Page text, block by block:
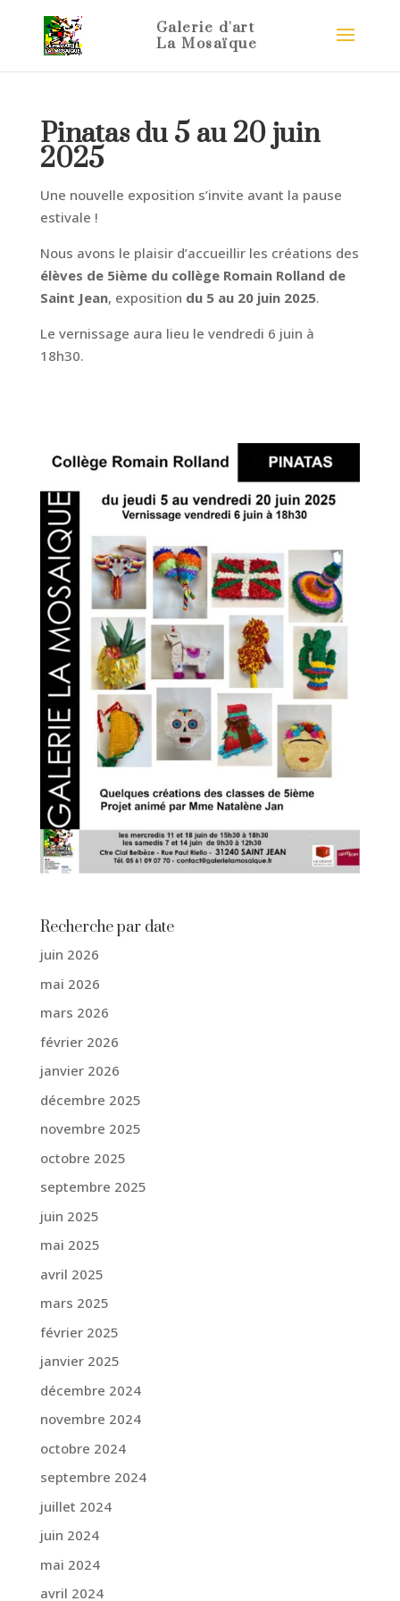
Pinatas du 5 au 20 juin
2025
Une nouvelle exposition s’invite avant la pause
estivale !
Nous avons le plaisir d’accueillir les créations des
élèves de 5ième du collège Romain Rolland de
Saint Jean, exposition du 5 au 20 juin 2025.
Le vernissage aura lieu le vendredi 6 juin à
18h30.
Recherche par date
juin 2026
mai 2026
mars 2026
février 2026
janvier 2026
décembre 2025
novembre 2025
octobre 2025
septembre 2025
juin 2025
mai 2025
avril 2025
mars 2025
février 2025
janvier 2025
décembre 2024
novembre 2024
octobre 2024
septembre 2024
juillet 2024
juin 2024
mai 2024
avril 2024